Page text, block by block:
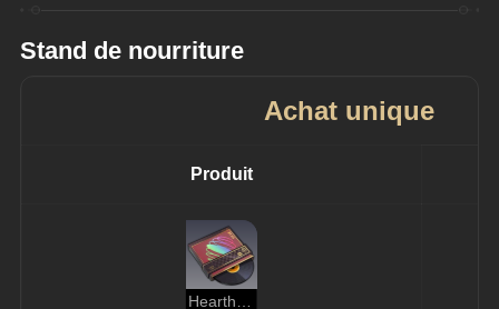
Stand de nourriture
Achat unique
Produit